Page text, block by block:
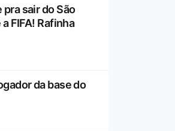
pra sair do São
FIFA! Rafinha
da base do